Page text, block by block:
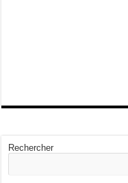
Rechercher